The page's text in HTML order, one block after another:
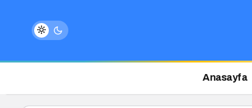
Anasayfa